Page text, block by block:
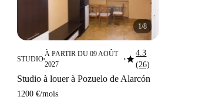
1/8
STUDIO■
À PARTIR DU 09 AOÛT
2027
■star4.3
(26)
Studio à louer à Pozuelo de Alarcón
1200 €/mois